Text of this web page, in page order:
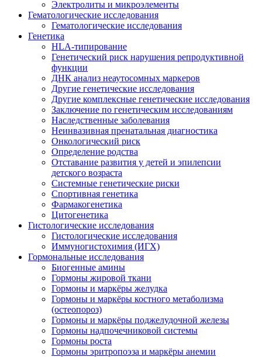
Электролиты и микроэлементы
Гематологические исследования
Гематологические исследования
Генетика
HLA-типирование
Генетический риск нарушения репродуктивной
функции
ДНК анализ неаутосомных маркеров
Другие генетические исследования
Другие комплексные генетические исследования
Заключение по генетическим исследованиям
Наследственные заболевания
Неинвазивная пренатальная диагностика
Онкологический риск
Определение родства
Отставание развития у детей и эпилепсии
детского возраста
Системные генетические риски
Спортивная генетика
Фармакогенетика
Цитогенетика
Гистологические исследования
Гистологические исследования
Иммуногистохимия (ИГХ)
Гормональные исследования
Биогенные амины
Гормоны жировой ткани
Гормоны и маркёры желудка
Гормоны и маркёры костного метаболизма
(остеопороз)
Гормоны и маркёры поджелудочной железы
Гормоны надпочечниковой системы
Гормоны роста
Гормоны эритропоэза и маркёры анемии